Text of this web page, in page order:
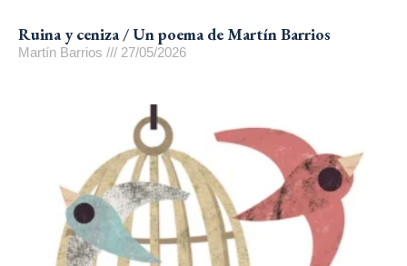
Ruina y ceniza / Un poema de Martín Barrios
Martín Barrios 27/05/2026